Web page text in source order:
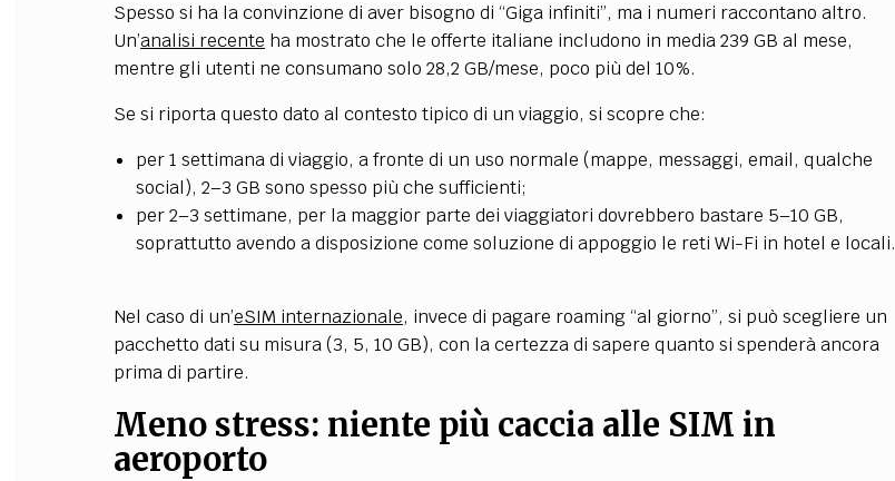
Spesso si ha la convinzione di aver bisogno di “Giga infiniti”, ma i numeri raccontano altro.
Un’analisi recente ha mostrato che le offerte italiane includono in media 239 GB al mese,
mentre gli utenti ne consumano solo 28,2 GB/mese, poco più del 10%.
Se si riporta questo dato al contesto tipico di un viaggio, si scopre che:
per 1 settimana di viaggio, a fronte di un uso normale (mappe, messaggi, email, qualche
social), 2–3 GB sono spesso più che sufficienti;
per 2–3 settimane, per la maggior parte dei viaggiatori dovrebbero bastare 5–10 GB,
soprattutto avendo a disposizione come soluzione di appoggio le reti Wi-Fi in hotel e locali.
Nel caso di un’eSIM internazionale, invece di pagare roaming “al giorno”, si può scegliere un
pacchetto dati su misura (3, 5, 10 GB), con la certezza di sapere quanto si spenderà ancora
prima di partire.
Meno stress: niente più caccia alle SIM in
aeroporto